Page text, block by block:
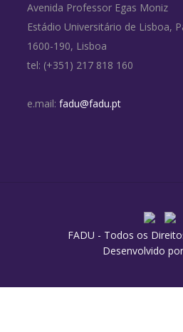
Avenida Professor Egas Moniz
Estádio Universitário de Lisboa,
1600-190, Lisboa
tel: (+351) 217 818 160
e.mail: fadu@fadu.pt
FADU - Todos os
Desenvolvido por